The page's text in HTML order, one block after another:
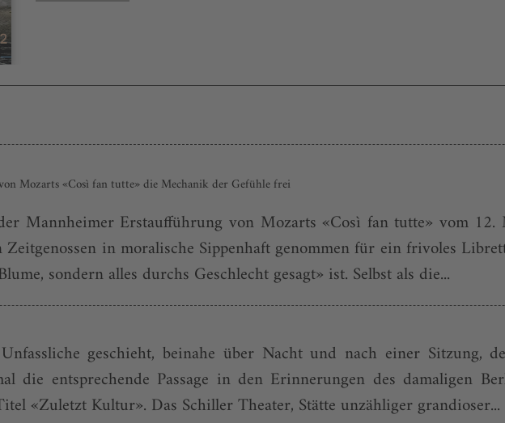
Mozarts «Così fan tutte» die Mechanik der Gefühle frei
Mannheimer Erstaufführung von Mozarts «Così fan tutte» vom
in moralische Sippenhaft genommen für ein frivoles
sondern alles durchs Geschlecht gesagt» ist. Selbst als die...
geschieht, beinahe über Nacht und nach einer Sitzung,
die entsprechende Passage in den Erinnerungen des damaligen
«Zuletzt Kultur». Das Schiller Theater, Stätte unzähliger grandioser...